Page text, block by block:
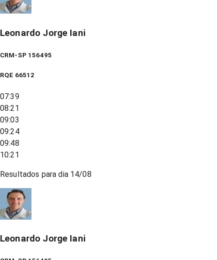
Leonardo Jorge Iani
CRM-SP 156495
RQE 66512
07:39
08:21
09:03
09:24
09:48
10:21
Resultados para dia 14/08
Leonardo Jorge Iani